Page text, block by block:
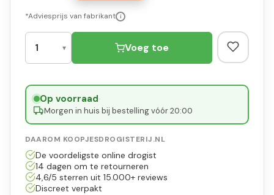
*Adviesprijs van fabrikant i
Voeg toe
Op voorraad·
Morgen in huis bij bestelling vóór 20:00
DAAROM KOOPJESDROGISTERIJ.NL
De voordeligste online drogist
14 dagen om te retourneren
4,6/5 sterren uit 15.000+ reviews
Discreet verpakt